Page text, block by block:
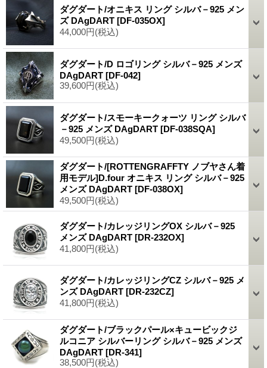
ダグダート/オニキス リング シルバ－925 メン
ズ DAgDART [DF-035OX]
44,000円(税込)
ダグダート/D ロゴリング シルバ－925 メンズ
DAgDART [DF-042]
39,600円(税込)
ダグダート/スモーキークォーツ リング シルバ
－925 メンズ DAgDART [DF-038SQA]
49,500円(税込)
ダグダート/[ROTTENGRAFFTY ノブヤさん着
用モデル]D.four オニキス リング シルバ－925
メンズ DAgDART [DF-038OX]
49,500円(税込)
ダグダート/カレッジリングOX シルバ－925
メンズ DAgDART [DR-232OX]
41,800円(税込)
ダグダート/カレッジリングCZ シルバ－925 メ
ンズ DAgDART [DR-232CZ]
41,800円(税込)
ダグダート/ブラックパール×キュービックジ
ルコニア シルバーリング シルバ－925 メンズ
DAgDART [DR-341]
38,500円(税込)